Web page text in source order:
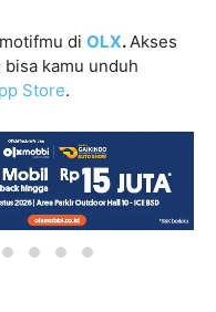
di OLX.Akses
bisa kamu unduh
Store.